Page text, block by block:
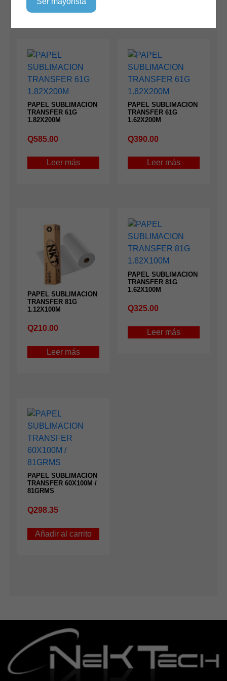
PAPEL SUBLIMACION
TRANSFER 61G
1.82X200M
Q585.00
Leer más
PAPEL SUBLIMACION
TRANSFER 61G
1.62X200M
Q390.00
Leer más
PAPEL SUBLIMACION
TRANSFER 81G
1.12X100M
Q210.00
Leer más
PAPEL SUBLIMACION
TRANSFER 81G
1.62X100M
Q325.00
Leer más
PAPEL SUBLIMACION
TRANSFER 60X100M /
81GRMS
Q298.35
Añadir al carrito